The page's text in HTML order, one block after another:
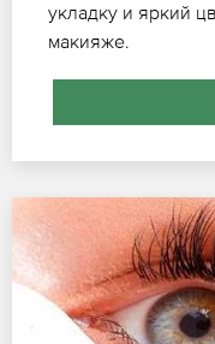
укладку и яркий
макияже.